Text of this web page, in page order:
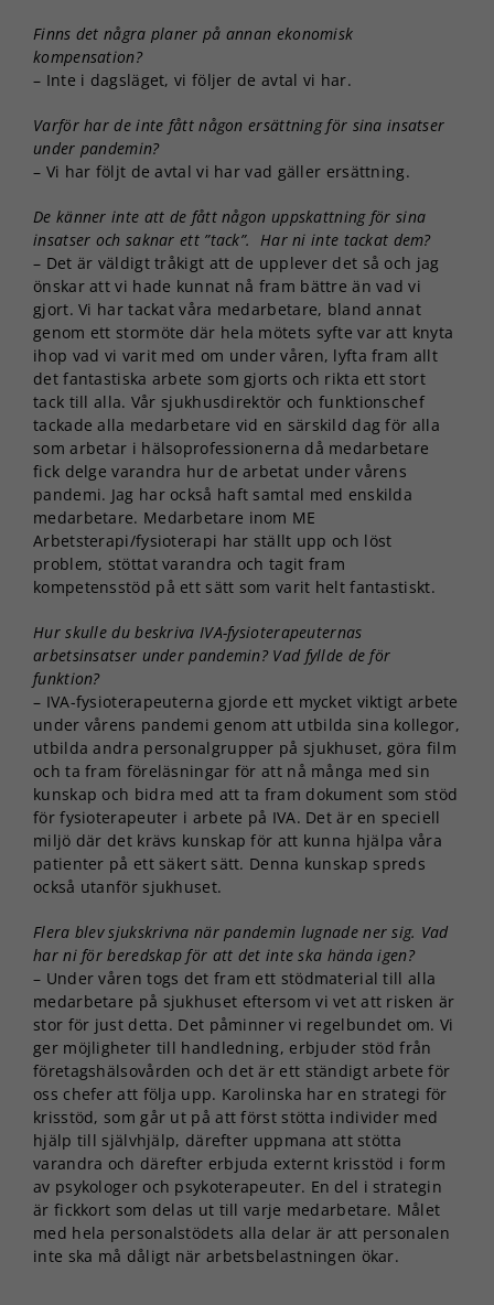
Finns det några planer på annan ekonomisk
kompensation?
– Inte i dagsläget, vi följer de avtal vi har.
Varför har de inte fått någon ersättning för sina insatser
under pandemin?
– Vi har följt de avtal vi har vad gäller ersättning.
De känner inte att de fått någon uppskattning för sina
insatser och saknar ett ”tack”. Har ni inte tackat dem?
– Det är väldigt tråkigt att de upplever det så och jag
önskar att vi hade kunnat nå fram bättre än vad vi
gjort. Vi har tackat våra medarbetare, bland annat
genom ett stormöte där hela mötets syfte var att knyta
ihop vad vi varit med om under våren, lyfta fram allt
det fantastiska arbete som gjorts och rikta ett stort
tack till alla. Vår sjukhusdirektör och funktionschef
tackade alla medarbetare vid en särskild dag för alla
som arbetar i hälsoprofessionerna då medarbetare
fick delge varandra hur de arbetat under vårens
pandemi. Jag har också haft samtal med enskilda
medarbetare. Medarbetare inom ME
Arbetsterapi/fysioterapi har ställt upp och löst
problem, stöttat varandra och tagit fram
kompetensstöd på ett sätt som varit helt fantastiskt.
Hur skulle du beskriva IVA-fysioterapeuternas
arbetsinsatser under pandemin? Vad fyllde de för
funktion?
– IVA-fysioterapeuterna gjorde ett mycket viktigt arbete
under vårens pandemi genom att utbilda sina kollegor,
utbilda andra personalgrupper på sjukhuset, göra film
och ta fram föreläsningar för att nå många med sin
kunskap och bidra med att ta fram dokument som stöd
för fysioterapeuter i arbete på IVA. Det är en speciell
miljö där det krävs kunskap för att kunna hjälpa våra
patienter på ett säkert sätt. Denna kunskap spreds
också utanför sjukhuset.
Flera blev sjukskrivna när pandemin lugnade ner sig. Vad
har ni för beredskap för att det inte ska hända igen?
– Under våren togs det fram ett stödmaterial till alla
medarbetare på sjukhuset eftersom vi vet att risken är
stor för just detta. Det påminner vi regelbundet om. Vi
ger möjligheter till handledning, erbjuder stöd från
företagshälsovården och det är ett ständigt arbete för
oss chefer att följa upp. Karolinska har en strategi för
krisstöd, som går ut på att först stötta individer med
hjälp till självhjälp, därefter uppmana att stötta
varandra och därefter erbjuda externt krisstöd i form
av psykologer och psykoterapeuter. En del i strategin
är fickkort som delas ut till varje medarbetare. Målet
med hela personalstödets alla delar är att personalen
inte ska må dåligt när arbetsbelastningen ökar.